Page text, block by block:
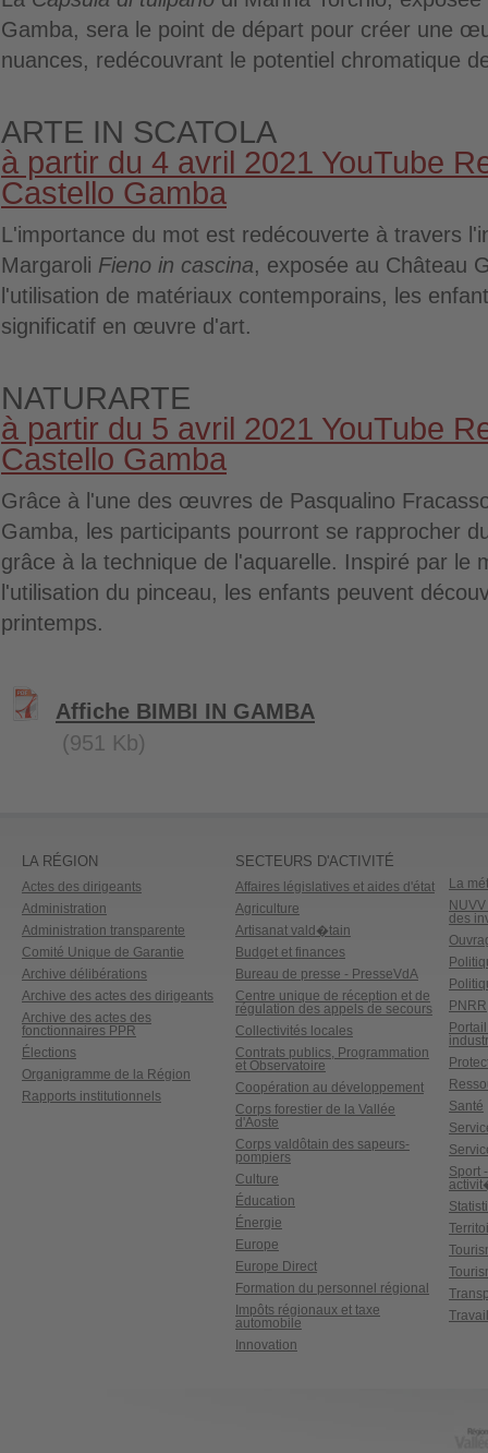
Gamba, sera le point de départ pour créer une
nuances, redécouvrant le potentiel chromatique
ARTE IN SCATOLA
à partir du 4 avril 2021 YouTube
Castello Gamba
L'importance du mot est redécouverte à travers
Margaroli Fieno in cascina, exposée au Château
l'utilisation de matériaux contemporains, les
significatif en œuvre d'art.
NATURARTE
à partir du 5 avril 2021 YouTube
Castello Gamba
Grâce à l'une des œuvres de Pasqualino
Gamba, les participants pourront se rapprocher
grâce à la technique de l'aquarelle. Inspiré par le
l'utilisation du pinceau, les enfants peuvent
printemps.
Affiche BIMBI IN GAMBA
(951 Kb)
LA RÉGION
Actes des dirigeants
Administration
Administration transparente
Comité Unique de Garantie
Archive délibérations
Archive des actes des dirigeants
Archive des actes des
fonctionnaires PPR
Élections
Organigramme de la Région
Rapports institutionnels
SECTEURS D'ACTIVITÉ
Affaires législatives et aides d'état
Agriculture
Artisanat vald�tain
Budget et finances
Bureau de presse - PresseVdA
Centre unique de réception et de
régulation des appels de secours
Collectivités locales
Contrats publics, Programmation
et Observatoire
Coopération au développement
Corps forestier de la Vallée
d'Aoste
Corps valdôtain des sapeurs-
pompiers
Culture
Éducation
Énergie
Europe
Europe Direct
Formation du personnel régional
Impôts régionaux et taxe
automobile
Innovation
La
des
PNRR
Santé
Sport
Travail